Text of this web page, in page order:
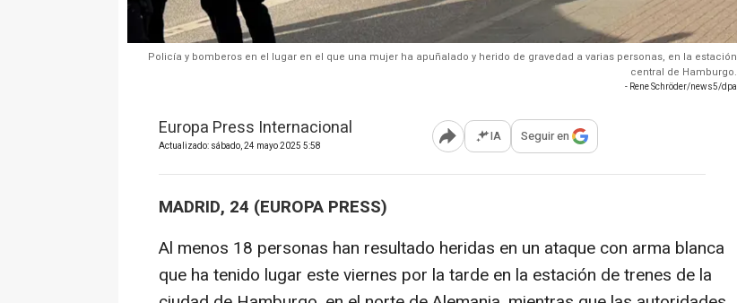
Policía y bomberos en el lugar en el que una mujer ha apuñalado y herido de gravedad a varias personas, en la estación
central de Hamburgo.
- Rene Schröder/news5/dpa
Europa Press Internacional
Actualizado: sábado, 24 mayo 2025 5:58 Abrir opciones para compartir
IA Seguir en
MADRID, 24 (EUROPA PRESS)
Al menos 18 personas han resultado heridas en un ataque con arma blanca
que ha tenido lugar este viernes por la tarde en la estación de trenes de la